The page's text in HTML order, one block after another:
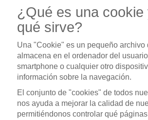
¿Qué es una cookie
qué sirve?
Una "Cookie" es un pequeño archivo
almacena en el ordenador del
smartphone o cualquier otro
información sobre la navegación.
El conjunto de "cookies" de todos
nos ayuda a mejorar la calidad de
permitiéndonos controlar qué